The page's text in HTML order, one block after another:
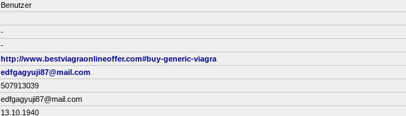
Benutzer
-
-
http://www.bestviagraonlineoffer.com#buy-generic-viagra
edfgagyuji87@mail.com
507913039
edfgagyuji87@mail.com
13.10.1940